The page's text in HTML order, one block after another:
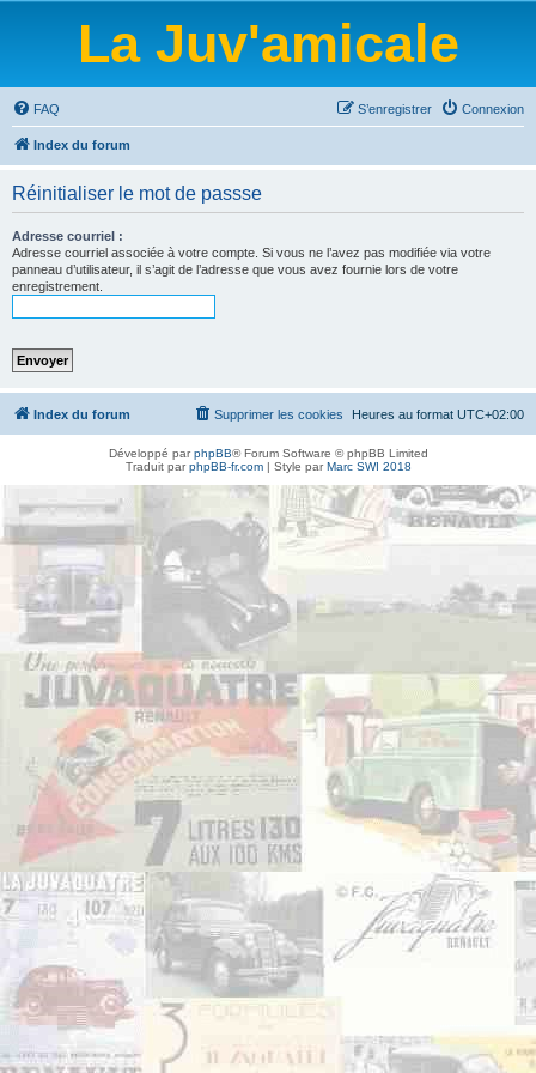
La Juv'amicale
FAQ Connexion
S’enregistrer
Index du forum
Réinitialiser le mot de passse
Adresse courriel :
Adresse courriel associée à votre compte. Si vous ne l’avez pas modifiée via votre
panneau d’utilisateur, il s’agit de l’adresse que vous avez fournie lors de votre
enregistrement.
Index du forum Heures au format UTC+02:00
Supprimer les cookies
Développé parphpBB® Forum Software © phpBB Limited
Traduit parphpBB-fr.com| Style parMarc SWI 2018